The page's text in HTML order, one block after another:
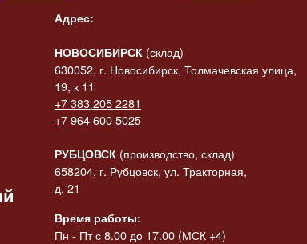
далее
Статуэтка «Коза с
баяном»
2137.00 ₽
Адрес:
НОВОСИБИРСК (склад)
630052, г. Новосибирск, Толмачевская улица,
19, к 11
+7 383 205 2281
+7 964 600 5025
РУБЦОВСК (производство, склад)
658204, г. Рубцовск, ул. Тракторная,
д. 21
Время работы:
Пн - Пт с 8.00 до 17.00 (МСК +4)